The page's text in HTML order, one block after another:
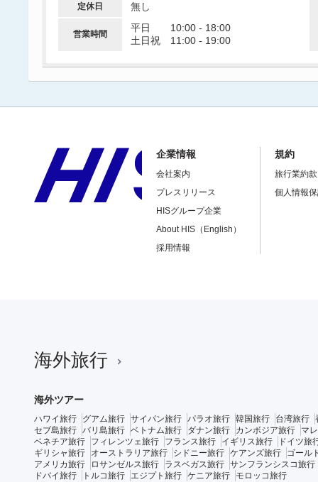
定休日 無し
営業時間
平日 10:00 - 18:00
土日祝 11:00 - 19:00
企業情報
会社案内
プレスリリース
HISグループ企業
About HIS（English）
採用情報
規約
旅行業約
個人情報
海外旅行
海外ツアー
ハワイ旅行 グアム旅行 サイパン旅行 パラオ旅行 韓国旅行 台湾旅行
セブ島旅行 バリ島旅行 ベトナム旅行 ダナン旅行 カンボジア旅行
マ
ベネチア旅行
フィレンツェ旅行 フランス旅行 イギリス旅行
ドイツ旅
ギリシャ旅行
オーストラリア旅行 シドニー旅行 ケアンズ旅行
ゴール
アメリカ旅行
ロサンゼルス旅行 ラスベガス旅行 サンフランシスコ旅行
ドバイ旅行
トルコ旅行 エジプト旅行 ケニア旅行 モロッコ旅行